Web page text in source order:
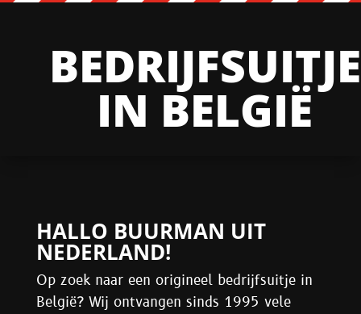
BEDRIJFSUITJE
IN BELGIË
HALLO BUURMAN UIT
NEDERLAND!
Op zoek naar een origineel bedrijfsuitje in
België? Wij ontvangen sinds 1995 vele